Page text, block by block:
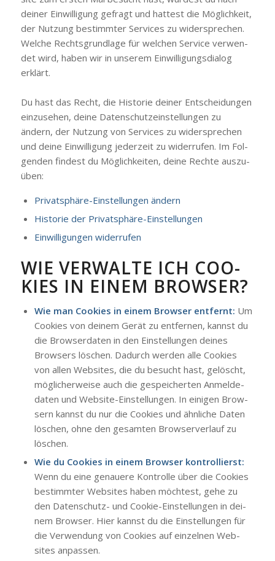
dei­ner Ein­wil­li­gung gefragt und hat­test die Mög­lich­keit,
der Nut­zung bestimm­ter Ser­vices zu wider­spre­chen.
Wel­che Rechts­grund­la­ge für wel­chen Ser­vice ver­wen­
det wird, haben wir in unse­rem Ein­wil­li­gungs­dia­log
erklärt.
Du hast das Recht, die His­to­rie dei­ner Ent­schei­dun­gen
ein­zu­se­hen, dei­ne Daten­schutz­ein­stel­lun­gen zu
ändern, der Nut­zung von Ser­vices zu wider­spre­chen
und dei­ne Ein­wil­li­gung jeder­zeit zu wider­ru­fen. Im Fol­
gen­den fin­dest du Mög­lich­kei­ten, dei­ne Rech­te aus­zu­
üben:
Pri­vat­sphä­re-Ein­stel­lun­gen ändern
His­to­rie der Pri­vat­sphä­re-Ein­stel­lun­gen
Ein­wil­li­gun­gen wider­ru­fen
WIE VER­WAL­TE ICH COO­
KIES IN EINEM BROW­SER?
Wie man Coo­kies in einem Brow­ser ent­fernt: Um
Coo­kies von dei­nem Gerät zu ent­fer­nen, kannst du
die Brow­ser­da­ten in den Ein­stel­lun­gen dei­nes
Brow­sers löschen. Dadurch wer­den alle Coo­kies
von allen Web­sites, die du besucht hast, gelöscht,
mög­li­cher­wei­se auch die gespei­cher­ten Anmel­de­
da­ten und Web­site-Ein­stel­lun­gen. In eini­gen Brow­
sern kannst du nur die Coo­kies und ähn­li­che Daten
löschen, ohne den gesam­ten Brow­ser­ver­lauf zu
löschen.
Wie du Coo­kies in einem Brow­ser kon­trol­lierst:
Wenn du eine genaue­re Kon­trol­le über die Coo­kies
bestimm­ter Web­sites haben möch­test, gehe zu
den Daten­schutz- und Coo­kie-Ein­stel­lun­gen in dei­
nem Brow­ser. Hier kannst du die Ein­stel­lun­gen für
die Ver­wen­dung von Coo­kies auf ein­zel­nen Web­
sites anpas­sen.